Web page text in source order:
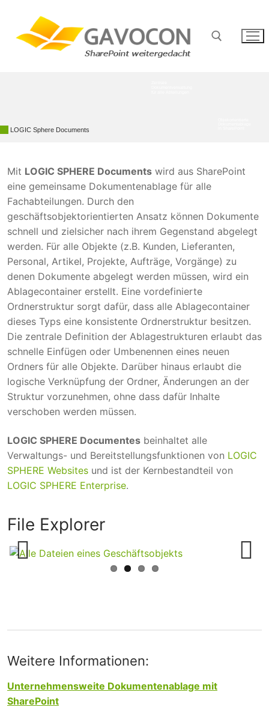
springen
LOGIC Sphere Documents
Mit LOGIC SPHERE Documents wird aus SharePoint
eine gemeinsame Dokumentenablage für alle
Fachabteilungen. Durch den
geschäftsobjektorientierten Ansatz können Dokumente
schnell und zielsicher nach ihrem Gegenstand abgelegt
werden. Für alle Objekte (z.B. Kunden, Lieferanten,
Personal, Artikel, Projekte, Aufträge, Vorgänge) zu
denen Dokumente abgelegt werden müssen, wird ein
Ablagecontainer erstellt. Eine vordefinierte
Ordnerstruktur sorgt dafür, dass alle Ablagecontainer
dieses Typs eine konsistente Ordnerstruktur besitzen.
Die zentrale Definition der Ablagestrukturen erlaubt das
schnelle Einfügen oder Umbenennen eines neuen
Ordners für alle Objekte. Darüber hinaus erlaubt die
logische Verknüpfung der Ordner, Änderungen an der
Struktur vorzunehmen, ohne dass dafür Inhalte
verschoben werden müssen.
LOGIC SPHERE Documentes beinhaltet alle
Verwaltungs- und Bereitstellungsfunktionen von LOGIC
SPHERE Websites und ist der Kernbestandteil von
LOGIC SPHERE Enterprise.
File Explorer
Weitere Informationen:
Unternehmensweite Dokumentenablage mit
SharePoint